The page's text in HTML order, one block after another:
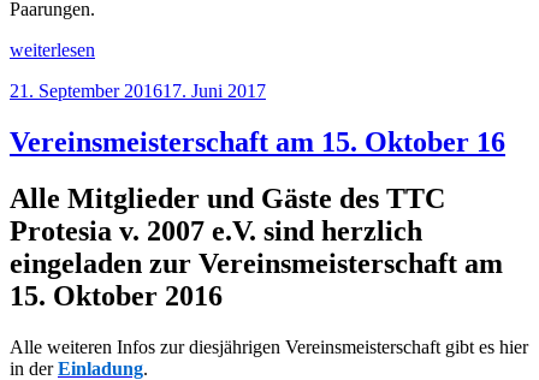
Paarungen.
„Unsere
2016“
weiterlesen
Veröffentlicht
21. September 201617. Juni 2017
Vereinsmeisterschaft am 15. Oktober 16
Alle Mitglieder und Gäste des TTC
Protesia v. 2007 e.V. sind herzlich
eingeladen zur Vereinsmeisterschaft am
15. Oktober 2016
Alle weiteren Infos zur diesjährigen Vereinsmeisterschaft gibt es hier
in derEinladung.